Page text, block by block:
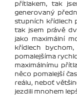
přítlakem, tak
generovaný
stupních křídlech
tak jsem právě
jako maximální
křídlech
pomalejšíma
maximálnímu
něco pomalejší
reálu, neboť
jezdili mnohem